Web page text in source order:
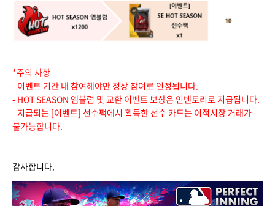
*주의 사항
- 이벤트 기간 내 참여해야만 정상 참여로 인정됩니다.
- HOT SEASON 엠블럼 및 교환 이벤트 보상은 인벤토리로 지급됩니다.
- 지급되는 [이벤트] 선수팩에서 획득한 선수 카드는 이적시장 거래가
불가능합니다.
감사합니다.